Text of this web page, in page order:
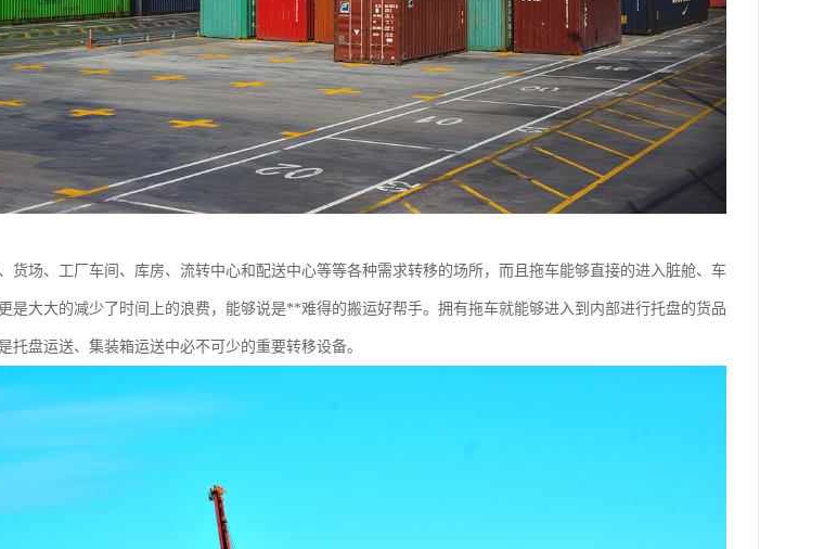
货场、工厂车间、库房、流转中心和配送中心等等各种需求转移的场所，而且拖车能够直接的进入脏舱、车
是大大的减少了时间上的浪费，能够说是**难得的搬运好帮手。拥有拖车就能够进入到内部进行托盘的货品
托盘运送、集装箱运送中必不可少的重要转移设备。